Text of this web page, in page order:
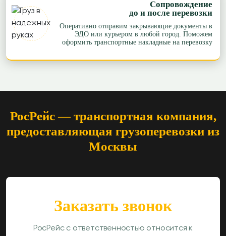
Сопровождение
до и после перевозки
Оперативно отправим закрывающие документы в
ЭДО или курьером в любой город. Поможем
оформить транспортные накладные на перевозку
Заказать звонок
РосРейс с ответственностью относится к
РосРейс — транспортная компания,
предоставляющая грузоперевозки из
Москвы